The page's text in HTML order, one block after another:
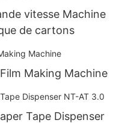
vitesse Machine
de cartons
Making Machine
Tape Dispenser